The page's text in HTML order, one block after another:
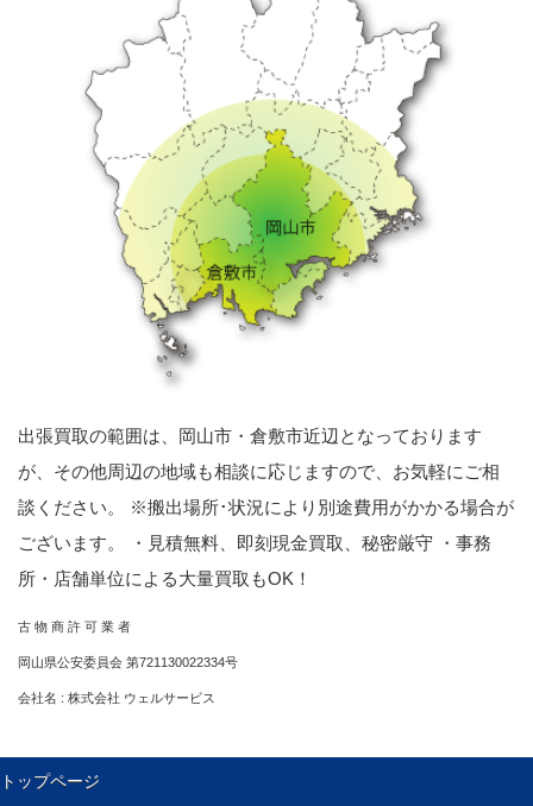
出張買取の範囲は、岡山市・倉敷市近辺となっております
が、その他周辺の地域も相談に応じますので、お気軽にご相
談ください。 ※搬出場所･状況により別途費用がかかる場合が
ございます。 ・見積無料、即刻現金買取、秘密厳守 ・事務
所・店舗単位による大量買取もOK！
古 物 商 許 可 業 者
岡山県公安委員会 第721130022334号
会社名 : 株式会社 ウェルサービス
トップページ